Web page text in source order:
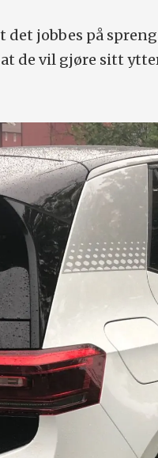
jobbes på spreng
de vil gjøre sitt